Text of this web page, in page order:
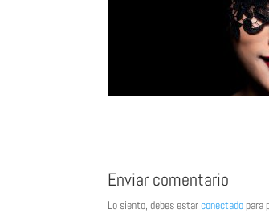
Enviar comentario
Lo siento, debes estarconectadopara